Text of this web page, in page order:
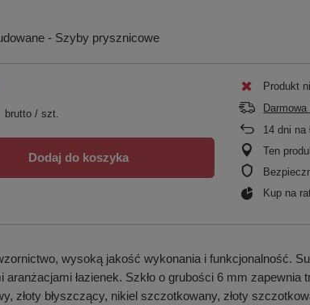
- Szyby prysznicowe
brutto/ szt.
Dodaj do koszyka
Produkt
14 dni na
Ten
Kup na
wysoką jakość wykonania i funkcjonalność.
łazienek. Szkło o grubości 6 mm zapewnia
błyszczący, nikiel szczotkowany, złoty